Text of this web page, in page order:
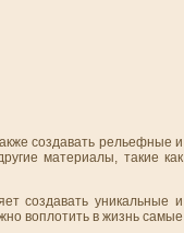
создавать рельефные и
материалы, такие как
создавать уникальные и
воплотить в жизнь самые